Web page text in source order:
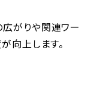
がりや関連ワー
向上します。